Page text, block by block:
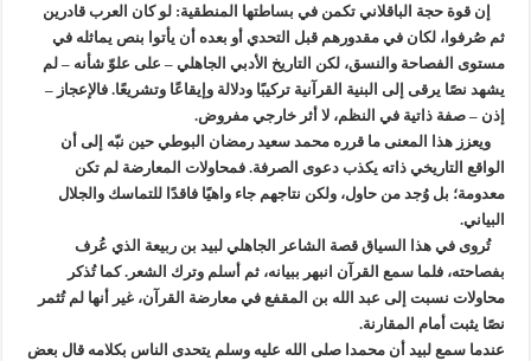
إن قوة حجة الباقلاني تكمن في بساطتها المنطقية: لو كان العرب قادرين
ثم صُرفوا، لكان في مقدورهم قبل التحدي أو بعده أن يأتوا بنص يماثله في
مستوى الفصاحة والنسق، لكن التاريخ الأدبي الجاهلي – على علوّ شأنه – لم
يشهد نصًا يرقى إلى البنية القرآنية تركيبًا ودلالة وإيقاعًا وتشريعًا. فالإعجاز –
إذن – صفة ذاتية في النظم، لا أثر خارجي مفروض.
ويعزز هذا المعنى ما قرره محمد سعيد رمضان البوطي حين نبّه إلى أن
الواقع التاريخي ذاته يكذب دعوى الصرفة. فمحاولات المعارضة لم تكن
معدومة؛ بل وُجد من حاول، ولكن نتاجهم جاء واهيًا فاقدًا للتماسك والجلال
البياني.
تُروى في هذا السياق قصة الشاعر الجاهلي لبيد بن ربيعة الذي عُرف
بفصاحته، فلما سمع القرآن انبهر ببيانه، ثم أسلم وترك الشعر. كما تُذكر
محاولات نسبت إلى عبد الله بن المقفع في معارضة القرآن، غير أنها لم تُثمر
نصًا يثبت أمام المقارنة.
عندما سمع لبيد أن محمدا صلى الله عليه وسلم يتحدى الناس بكلامه قال بعض